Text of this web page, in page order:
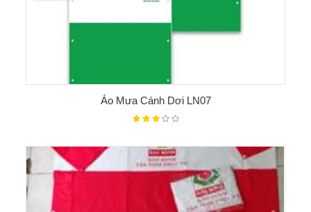
Áo Mưa Cánh Dơi LN07